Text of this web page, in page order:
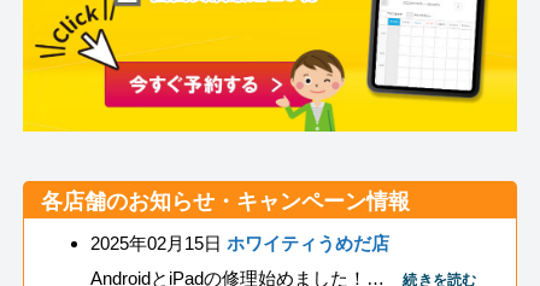
各店舗のお知らせ・キャンペーン情報
2025年02月15日 ホワイティうめだ店
AndroidとiPadの修理始めました！…
続きを読む